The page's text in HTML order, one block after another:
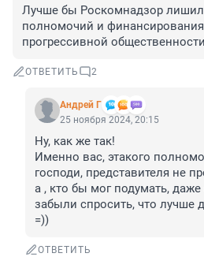
Лучше бы Роскомнадзор
полномочий и
прогрессивной
ОТВЕТИТЬ 2
Андрей Г
25 ноября 2024, 20:15
Ну, как же так!
Именно вас, этакого
господи, представителя не
а , кто бы мог подумать,
забыли спросить, что лучше
=))
ОТВЕТИТЬ